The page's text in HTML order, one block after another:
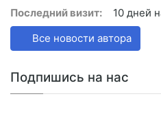
Последний визит:
10 дней
Все новости автора
Подпишись на нас